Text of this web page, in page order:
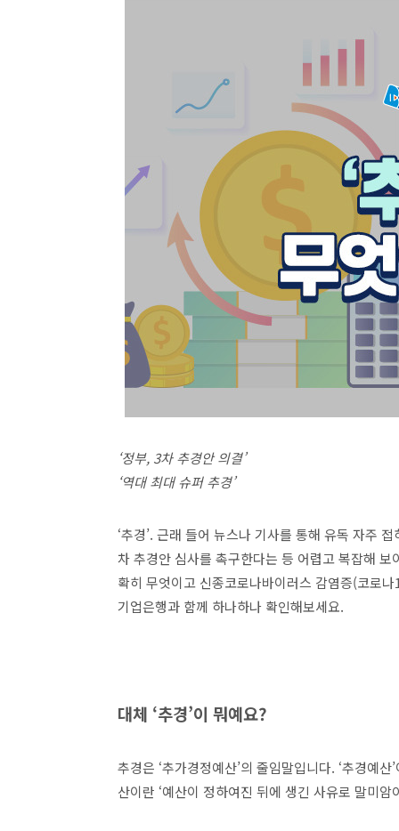
‘정부, 3차 추경안 의결’
‘역대 최대 슈퍼 추경’
‘추경’. 근래 들어 뉴스나 기사를 통해 유독 자주
차 추경안 심사를 촉구한다는 등 어렵고 복잡해
확히 무엇이고 신종코로나바이러스 감염증(코로
기업은행과 함께 하나하나 확인해보세요.
대체 ‘추경’이 뭐예요?
추경은 ‘추가경정예산’의 줄임말입니다. ‘추경예
산이란 ‘예산이 정하여진 뒤에 생긴 사유로 말미